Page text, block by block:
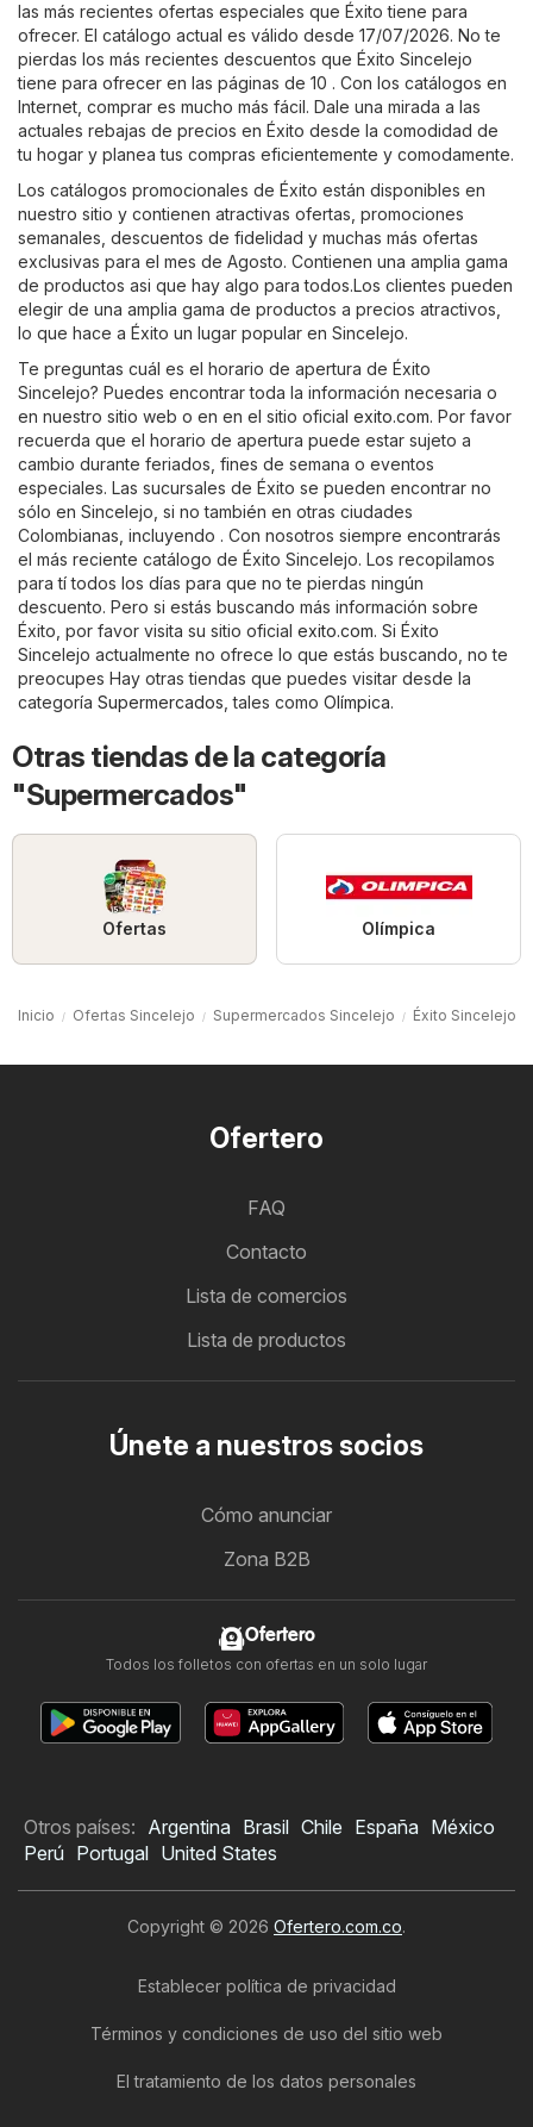
las más recientes ofertas especiales que Éxito tiene para
ofrecer. El catálogo actual es válido desde 17/07/2026. No te
pierdas los más recientes descuentos que Éxito Sincelejo
tiene para ofrecer en las páginas de 10 . Con los catálogos en
Internet, comprar es mucho más fácil. Dale una mirada a las
actuales rebajas de precios en Éxito desde la comodidad de
tu hogar y planea tus compras eficientemente y comodamente.
Los catálogos promocionales de Éxito están disponibles en
nuestro sitio y contienen atractivas ofertas, promociones
semanales, descuentos de fidelidad y muchas más ofertas
exclusivas para el mes de Agosto. Contienen una amplia gama
de productos asi que hay algo para todos.Los clientes pueden
elegir de una amplia gama de productos a precios atractivos,
lo que hace a Éxito un lugar popular en Sincelejo.
Te preguntas cuál es el horario de apertura de Éxito
Sincelejo? Puedes encontrar toda la información necesaria o
en nuestro sitio web o en en el sitio oficial exito.com. Por favor
recuerda que el horario de apertura puede estar sujeto a
cambio durante feriados, fines de semana o eventos
especiales. Las sucursales de Éxito se pueden encontrar no
sólo en Sincelejo, si no también en otras ciudades
Colombianas, incluyendo . Con nosotros siempre encontrarás
el más reciente catálogo de Éxito Sincelejo. Los recopilamos
para tí todos los días para que no te pierdas ningún
descuento. Pero si estás buscando más información sobre
Éxito, por favor visita su sitio oficial exito.com. Si Éxito
Sincelejo actualmente no ofrece lo que estás buscando, no te
preocupes Hay otras tiendas que puedes visitar desde la
categoría Supermercados , tales como Olímpica.
Otras tiendas de la categoría
"Supermercados"
Ofertas Olímpica
Inicio Ofertas Sincelejo Supermercados Sincelejo Éxito Sincelejo
Ofertero
FAQ
Contacto
Lista de comercios
Lista de productos
Únete a nuestros socios
Cómo anunciar
Zona B2B
Ofertero
Todos los folletos con ofertas en un solo lugar
Otros países: Argentina Brasil Chile España México
Perú Portugal United States
Copyright © 2026 Ofertero.com.co.
Establecer política de privacidad
Términos y condiciones de uso del sitio web
El tratamiento de los datos personales